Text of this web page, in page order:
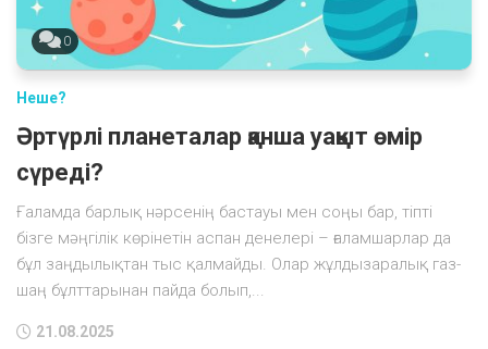
0
Неше?
Әртүрлі планеталар қанша уақыт өмір
сүреді?
Ғаламда барлық нәрсенің бастауы мен соңы бар, тіпті
бізге мәңгілік көрінетін аспан денелері – ғаламшарлар да
бұл заңдылықтан тыс қалмайды. Олар жұлдызаралық газ-
шаң бұлттарынан пайда болып,...
21.08.2025